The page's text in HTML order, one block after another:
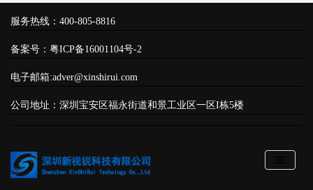
服务热线：400-805-8816
备案号： 粤ICP备16001104号-2
电子邮箱:adver@xinshirui.com
公司地址：深圳宝安区福永街道和景工业区一区I栋5楼